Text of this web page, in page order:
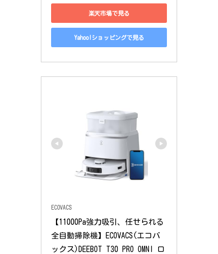
楽天市場で見る
Yahoo!ショッピングで見る
ECOVACS
【11000Pa強力吸引、任せられる
全自動掃除機】ECOVACS(エコバ
ックス)DEEBOT T30 PRO OMNI ロ